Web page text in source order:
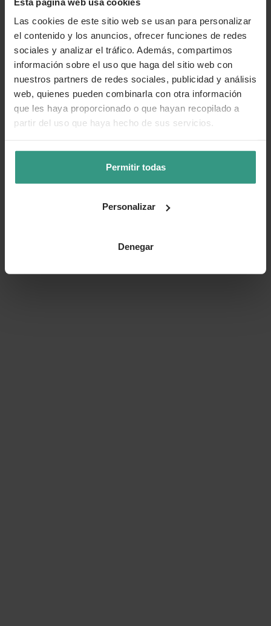
Las cookies de este sitio web se usan para personalizar
el contenido y los anuncios, ofrecer funciones de redes
sociales y analizar el tráfico. Además, compartimos
información sobre el uso que haga del sitio web con
nuestros partners de redes sociales, publicidad y análisis
web, quienes pueden combinarla con otra información
que les haya proporcionado o que hayan recopilado a
partir del uso que haya hecho de sus servicios.
Permitir todas
Personalizar
Denegar